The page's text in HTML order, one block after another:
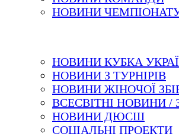
НОВИНИ
НОВИНИ КУБКА
НОВИНИ З ТУРНІРІВ
НОВИНИ ЖІНОЧОЇ
ВСЕСВІТНІ НОВИНИ /
НОВИНИ ДЮСШ
СОЦІАЛЬНІ ПРОЕКТИ